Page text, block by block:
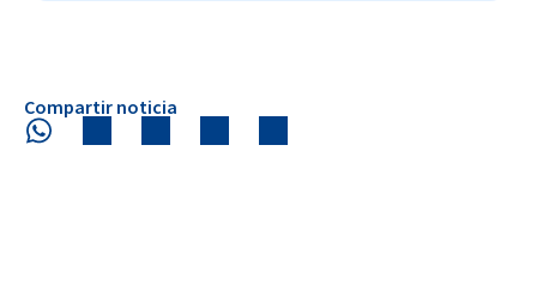
Compartir noticia